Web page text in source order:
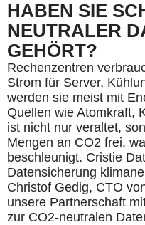
HABEN SIE
NEUTRALER
GEHÖRT?
Rechenzentren
Strom für Server,
werden sie meist mit
Quellen wie Atomkraft,
ist nicht nur veraltet,
Mengen an CO2 frei,
beschleunigt. Cristie
Datensicherung
Christof Gedig, CTO
unsere Partnerschaft
zur CO2-neutralen